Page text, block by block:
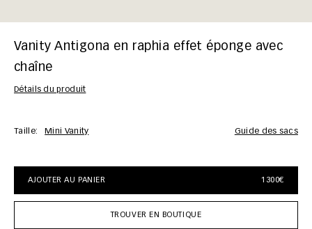
Vanity Antigona en raphia effet éponge avec
chaîne
Détails du produit
Taille: Mini Vanity Guide des sacs
AJOUTER AU PANIER 1300€
TROUVER EN BOUTIQUE